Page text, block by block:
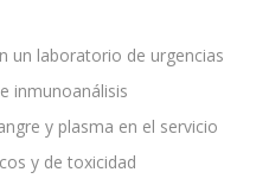
un laboratorio de urgencias
inmunoanálisis
y plasma en el servicio
y de toxicidad